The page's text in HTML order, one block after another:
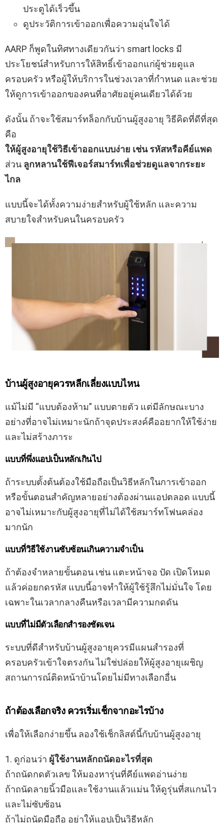
ประตูได้เร็วขึ้น
ดูประวัติการเข้าออกเพื่อความอุ่นใจได้
AARP ก็พูดในทิศทางเดียวกันว่า smart locks มี
ประโยชน์สำหรับการให้สิทธิ์เข้าออกแก่ผู้ช่วยดูแล
ครอบครัว หรือผู้ให้บริการในช่วงเวลาที่กำหนด และช่วย
ให้ดูการเข้าออกของคนที่อาศัยอยู่คนเดียวได้ด้วย
ดังนั้น ถ้าจะใช้สมาร์ทล็อกกับบ้านผู้สูงอายุ วิธีคิดที่ดีที่สุด
คือ
ให้ผู้สูงอายุใช้วิธีเข้าออกแบบง่าย เช่น รหัสหรือคีย์แพด
ส่วน ลูกหลานใช้ฟีเจอร์สมาร์ทเพื่อช่วยดูแลจากระยะ
ไกล
แบบนี้จะได้ทั้งความง่ายสำหรับผู้ใช้หลัก และความ
สบายใจสำหรับคนในครอบครัว
บ้านผู้สูงอายุควรหลีกเลี่ยงแบบไหน
แม้ไม่มี “แบบต้องห้าม” แบบตายตัว แต่มีลักษณะบาง
อย่างที่อาจไม่เหมาะนักถ้าจุดประสงค์คืออยากให้ใช้ง่าย
และไม่สร้างภาระ
แบบที่พึ่งแอปเป็นหลักเกินไป
ถ้าระบบตั้งต้นต้องใช้มือถือเป็นวิธีหลักในการเข้าออก
หรือขั้นตอนสำคัญหลายอย่างต้องผ่านแอปตลอด แบบนี้
อาจไม่เหมาะกับผู้สูงอายุที่ไม่ได้ใช้สมาร์ทโฟนคล่อง
มากนัก
แบบที่วิธีใช้งานซับซ้อนเกินความจำเป็น
ถ้าต้องจำหลายขั้นตอน เช่น แตะหน้าจอ ปัด เปิดโหมด
แล้วค่อยกดรหัส แบบนี้อาจทำให้ผู้ใช้รู้สึกไม่มั่นใจ โดย
เฉพาะในเวลากลางคืนหรือเวลามีความกดดัน
แบบที่ไม่มีตัวเลือกสำรองชัดเจน
ระบบที่ดีสำหรับบ้านผู้สูงอายุควรมีแผนสำรองที่
ครอบครัวเข้าใจตรงกัน ไม่ใช่ปล่อยให้ผู้สูงอายุเผชิญ
สถานการณ์ติดหน้าบ้านโดยไม่มีทางเลือกอื่น
ถ้าต้องเลือกจริง ควรเริ่มเช็กจากอะไรบ้าง
เพื่อให้เลือกง่ายขึ้น ลองใช้เช็กลิสต์นี้กับบ้านผู้สูงอายุ
1. ดูก่อนว่า ผู้ใช้งานหลักถนัดอะไรที่สุด
ถ้าถนัดกดตัวเลข ให้มองหารุ่นที่คีย์แพดอ่านง่าย
ถ้าถนัดลายนิ้วมือและใช้งานแล้วแม่น ให้ดูรุ่นที่สแกนไว
และไม่ซับซ้อน
ถ้าไม่ถนัดมือถือ อย่าให้แอปเป็นวิธีหลัก